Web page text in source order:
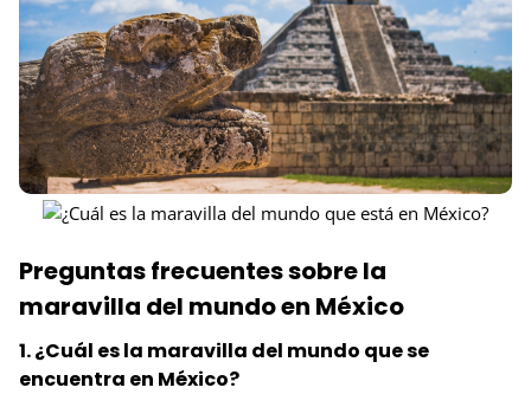
Preguntas frecuentes sobre la
maravilla del mundo en México
1. ¿Cuál es la maravilla del mundo que se
encuentra en México?